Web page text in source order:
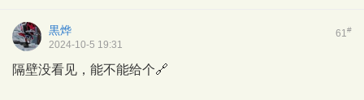
61#
黒烨
2024-10-5 19:31
隔壁没看见，能不能给个🔗